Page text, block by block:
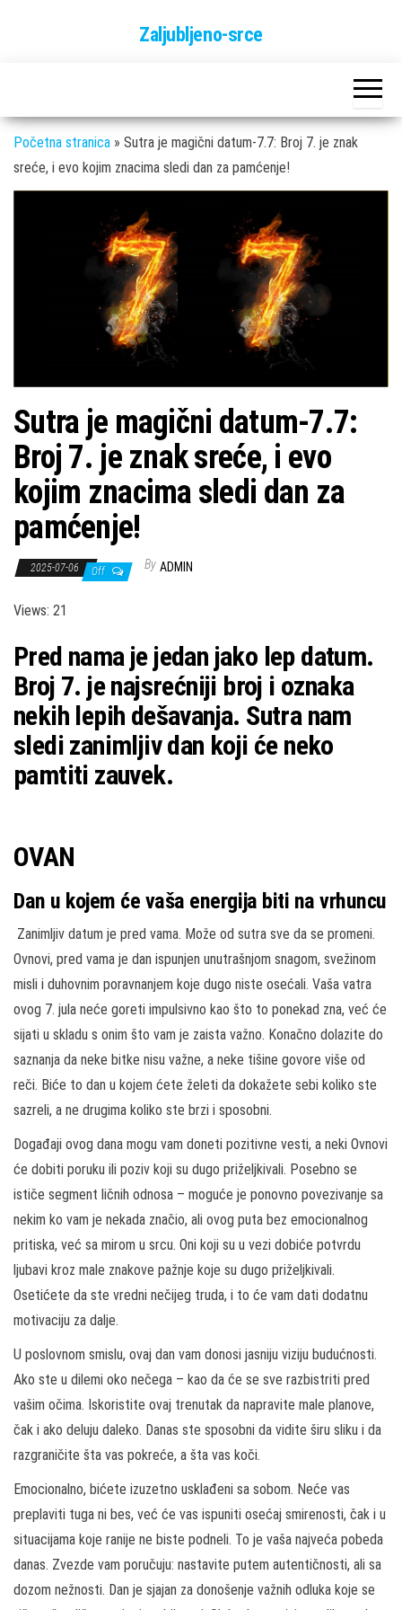
Zaljubljeno-srce
Početna stranica » Sutra je magični datum-7.7: Broj 7. je znak
sreće, i evo kojim znacima sledi dan za pamćenje!
Sutra je magični datum-7.7:
Broj 7. je znak sreće, i evo
kojim znacima sledi dan za
pamćenje!
2025-07-06 Off By ADMIN
Views: 21
Pred nama je jedan jako lep datum.
Broj 7. je najsrećniji broj i oznaka
nekih lepih dešavanja. Sutra nam
sledi zanimljiv dan koji će neko
pamtiti zauvek.
OVAN
Dan u kojem će vaša energija biti na vrhuncu
Zanimljiv datum je pred vama. Može od sutra sve da se promeni.
Ovnovi, pred vama je dan ispunjen unutrašnjom snagom, svežinom
misli i duhovnim poravnanjem koje dugo niste osećali. Vaša vatra
ovog 7. jula neće goreti impulsivno kao što to ponekad zna, već će
sijati u skladu s onim što vam je zaista važno. Konačno dolazite do
saznanja da neke bitke nisu važne, a neke tišine govore više od
reči. Biće to dan u kojem ćete želeti da dokažete sebi koliko ste
sazreli, a ne drugima koliko ste brzi i sposobni.
Događaji ovog dana mogu vam doneti pozitivne vesti, a neki Ovnovi
će dobiti poruku ili poziv koji su dugo priželjkivali. Posebno se
ističe segment ličnih odnosa – moguće je ponovno povezivanje sa
nekim ko vam je nekada značio, ali ovog puta bez emocionalnog
pritiska, već sa mirom u srcu. Oni koji su u vezi dobiće potvrdu
ljubavi kroz male znakove pažnje koje su dugo priželjkivali.
Osetićete da ste vredni nečijeg truda, i to će vam dati dodatnu
motivaciju za dalje.
U poslovnom smislu, ovaj dan vam donosi jasniju viziju budućnosti.
Ako ste u dilemi oko nečega – kao da će se sve razbistriti pred
vašim očima. Iskoristite ovaj trenutak da napravite male planove,
čak i ako deluju daleko. Danas ste sposobni da vidite širu sliku i da
razgraničite šta vas pokreće, a šta vas koči.
Emocionalno, bićete izuzetno usklađeni sa sobom. Neće vas
preplaviti tuga ni bes, već će vas ispuniti osećaj smirenosti, čak i u
situacijama koje ranije ne biste podneli. To je vaša najveća pobeda
danas. Zvezde vam poručuju: nastavite putem autentičnosti, ali sa
dozom nežnosti. Dan je sjajan za donošenje važnih odluka koje se